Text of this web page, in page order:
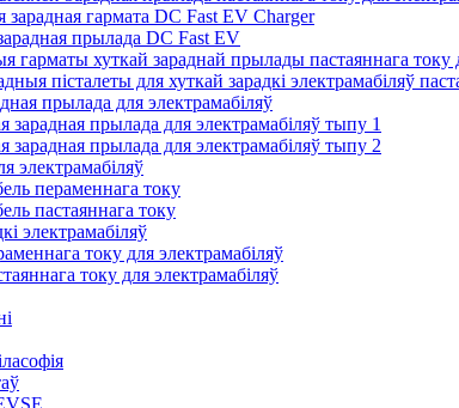
зарадная гармата DC Fast EV Charger
прылада DC Fast EV
гарматы хуткай зараднай прылады пастаяннага току
пісталеты для хуткай зарадкі электрамабіляў
прылада для электрамабіляў
зарадная прылада для электрамабіляў тыпу 1
зарадная прылада для электрамабіляў тыпу 2
электрамабіляў
пераменнага току
пастаяннага току
электрамабіляў
току для электрамабіляў
току для электрамабіляў